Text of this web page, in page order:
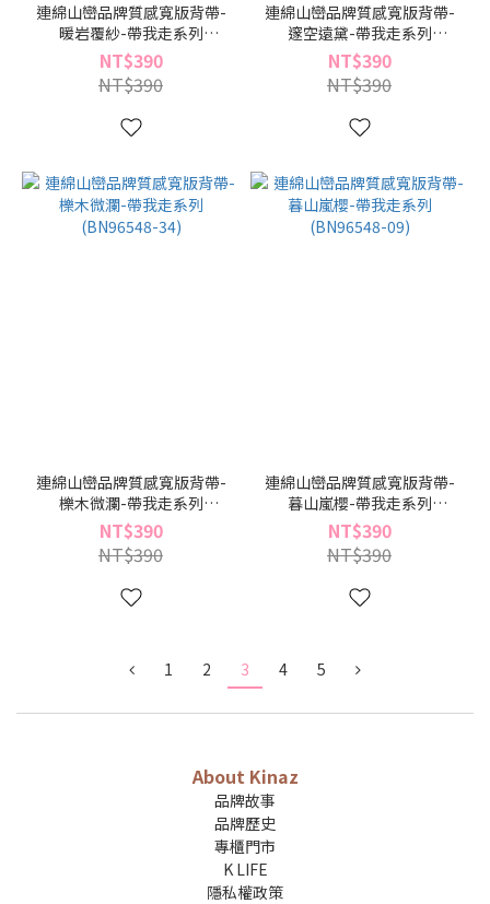
連綿山巒品牌質感寬版背帶-
暖岩覆紗-帶我走系列
(BN96548-64)
NT$390
NT$390
連綿山巒品牌質感寬版背帶-
邃空遠黛-帶我走系列
(BN96548-39)
NT$390
NT$390
連綿山巒品牌質感寬版背帶-
櫟木微瀾-帶我走系列
(BN96548-34)
NT$390
NT$390
連綿山巒品牌質感寬版背帶-
暮山嵐櫻-帶我走系列
(BN96548-09)
NT$390
NT$390
1 2 3 4 5
About Kinaz
品牌故事
品牌歷史
專櫃門市
K LIFE
隱私權政策